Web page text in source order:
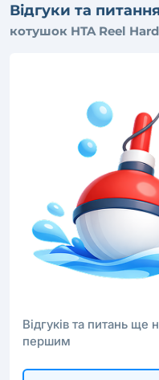
Відгуки та питання
котушок HTA Reel
Відгуків та питань
першим